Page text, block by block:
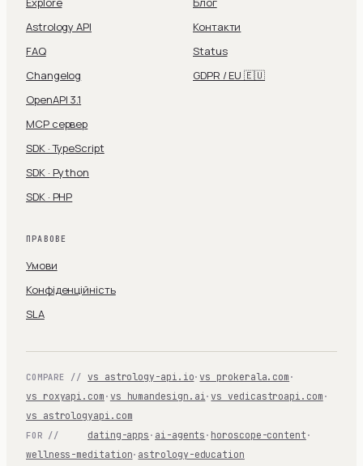
Astrology API
FAQ
Changelog
OpenAPI 3.1
MCP сервер
SDK · TypeScript
SDK · Python
SDK · PHP
Контакти
Status
GDPR / EU 🇪🇺
ПРАВОВЕ
Умови
Конфіденційність
SLA
COMPARE // vs astrology-api.io·vs prokerala.com ·
vs roxyapi.com · vs humandesign.ai ·vs vedicastroapi.com ·
vs astrologyapi.com
FOR // dating-apps · ai-agents · horoscope-content ·
wellness-meditation· astrology-education